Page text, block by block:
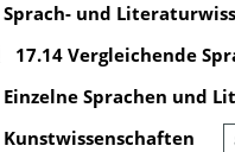
Sprach- und
17.14 Vergleichende
Einzelne Sprachen und
Kunstwissenschaften